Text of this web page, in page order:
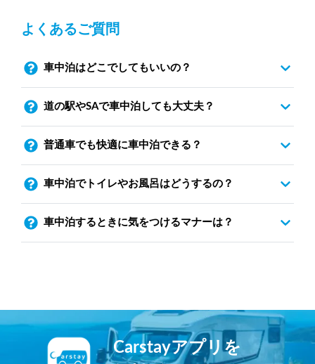
よくあるご質問
車中泊はどこでしてもいいの？
道の駅やSAで車中泊しても大丈夫？
普通車でも快適に車中泊できる？
車中泊でトイレやお風呂はどうするの？
車中泊するときに気をつけるマナーは？
Carstayアプリを